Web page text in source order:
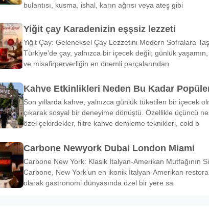
bulantısı, kusma, ishal, karın ağrısı veya ateş gibi
Yiğit çay Karadenizin eşşsiz lezzeti
Yiğit Çay: Geleneksel Çay Lezzetini Modern Sofralara
Türkiye’de çay, yalnızca bir içecek değil; günlük
ve misafirperverliğin en önemli parçalarından
Kahve Etkinlikleri Neden Bu Kadar
Son yıllarda kahve, yalnızca günlük tüketilen bir içecek
çıkarak sosyal bir deneyime dönüştü. Özellikle üçüncü
özel çekirdekler, filtre kahve demleme teknikleri, cold b
Carbone Newyork Dubai London Miami
Carbone New York: Klasik İtalyan-Amerikan Mutfağının
Carbone, New York’un en ikonik İtalyan-Amerikan
olarak gastronomi dünyasında özel bir yere sa